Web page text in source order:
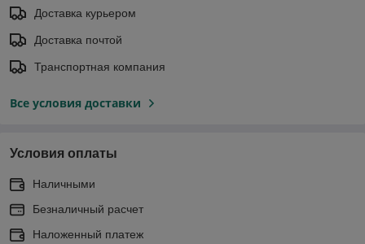
Доставка курьером
Доставка почтой
Транспортная компания
Все условия доставки
Условия оплаты
Наличными
Безналичный расчет
Наложенный платеж